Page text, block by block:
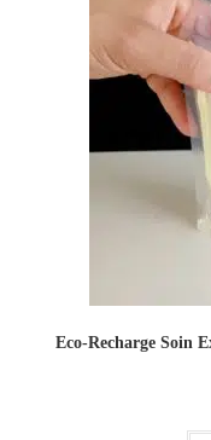
Eco-Recharge Soin